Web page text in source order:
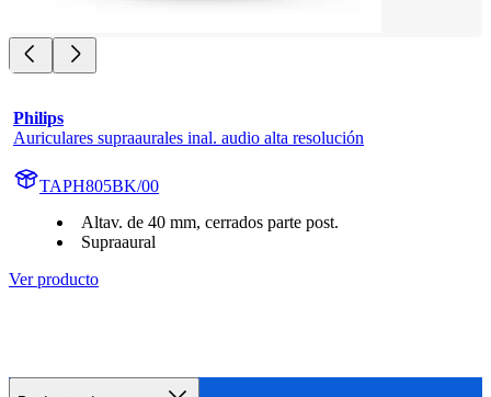
Philips
Auriculares supraaurales inal. audio alta resolución
TAPH805BK/00
Altav. de 40 mm, cerrados parte post.
Supraaural
Ver producto